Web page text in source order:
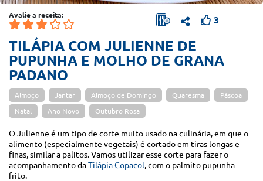
Avalie a receita: 3
TILÁPIA COM JULIENNE DE
PUPUNHA E MOLHO DE GRANA
PADANO
Almoço Jantar Almoço de Domingo Quaresma Páscoa
Natal Ano Novo Outubro Rosa
O Julienne é um tipo de corte muito usado na culinária, em que o
alimento (especialmente vegetais) é cortado em tiras longas e
finas, similar a palitos. Vamos utilizar esse corte para fazer o
acompanhamento daTilápia Copacol, com o palmito pupunha
frito.